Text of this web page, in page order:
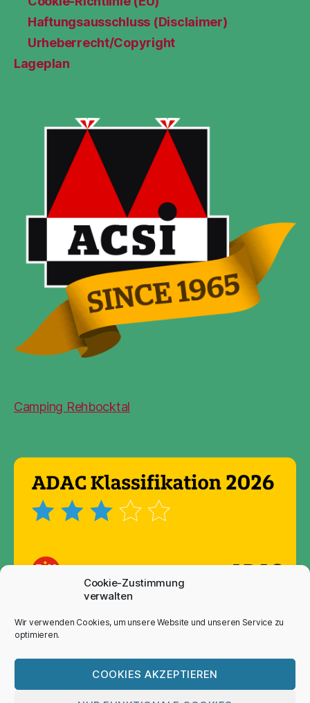
Cookie-Zustimmung
verwalten
Wir verwenden Cookies, um unsere Website und unseren Service zu
optimieren.
COOKIES AKZEPTIEREN
Haftungsausschluss (Disclaimer)
Urheberrecht/Copyright
Lageplan
Camping Rehbocktal